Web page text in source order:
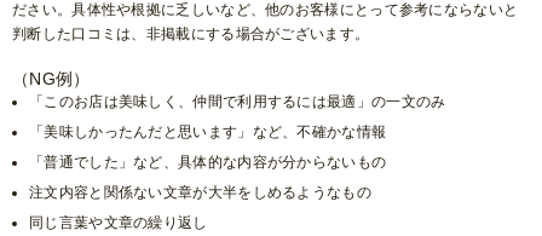
ださい。具体性や根拠に乏しいなど、他のお客様にとって参考にならないと
判断した口コミは、非掲載にする場合がございます。
（NG例）
「このお店は美味しく、仲間で利用するには最適」の一文のみ
「美味しかったんだと思います」など、不確かな情報
「普通でした」など、具体的な内容が分からないもの
注文内容と関係ない文章が大半をしめるようなもの
同じ言葉や文章の繰り返し